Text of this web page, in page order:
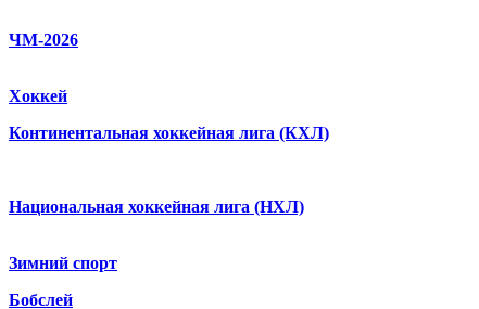
ЧМ-2026
Хоккей
Континентальная хоккейная лига (КХЛ)
Национальная хоккейная лига (НХЛ)
Зимний спорт
Бобслей